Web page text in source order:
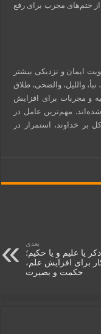
ختم‌های مجرب برای رفع
ایمان و نزدیکی بیشتر
واللیل، والضحی، طلاق
و مجربات برای افزایش
مهم‌ترین عامل در
بر خداوند، استمرار در
بعدی
یا علیم و یا حکیم؛
برای افزایش علم،
حکمت و بصیرت